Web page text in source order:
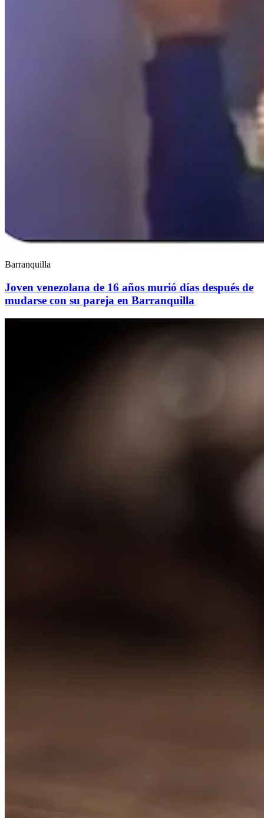
Barranquilla
Joven venezolana de 16 años murió días después de
mudarse con su pareja en Barranquilla